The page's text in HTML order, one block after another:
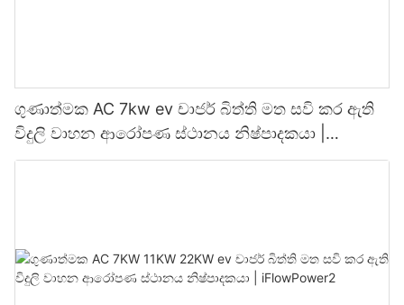
ගුණාත්මක AC 7kw ev චාජර් බිත්ති මත සවි කර ඇති
විදුලි වාහන ආරෝපණ ස්ථානය නිෂ්පාදකයා |
iFlowPower3